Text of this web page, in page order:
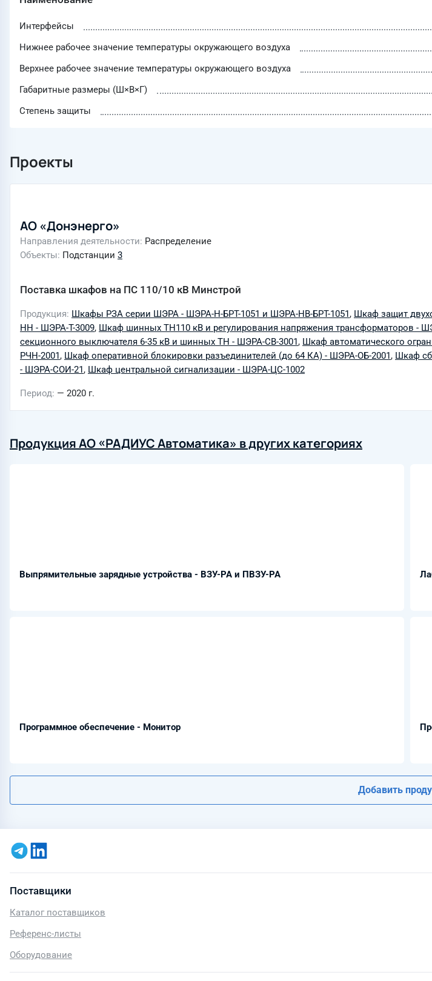
Интерфейсы
Нижнее рабочее значение температуры окружающего воздуха
Верхнее рабочее значение температуры окружающего воздуха
Габаритные размеры (Ш×В×Г)
Степень защиты
Проекты
АО «Донэнерго»
Направления деятельности Распределение
Объекты Подстанции 3
Поставка шкафов на ПС 110/10 кВ Минстрой
Продукция Шкафы РЗА серии ШЭРА - ШЭРА-Н-БРТ-1051 и ШЭРА-НВ-БРТ-1051, Шкаф защит
НН - ШЭРА-Т-3009, Шкаф шинных ТН110 кВ и регулирования напряжения трансформаторов -
секционного выключателя 6-35 кВ и шинных ТН - ШЭРА-СВ-3001, Шкаф автоматического
РЧН-2001, Шкаф оперативной блокировки разъединителей (до 64 КА) - ШЭРА-ОБ-2001, Шкаф
- ШЭРА-СОИ-21, Шкаф центральной сигнализации - ШЭРА-ЦС-1002
Период — 2020 г.
Продукция АО «РАДИУС Автоматика» в других категориях
Выпрямительные зарядные устройства - ВЗУ-РА и ПВЗУ-РА
Программное обеспечение - Монитор
Добавить
Поставщики
Каталог поставщиков
Референс-листы
Оборудование